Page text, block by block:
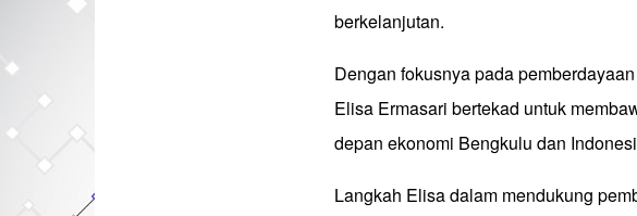
berkelanjutan.
Dengan fokusnya pada
Elisa Ermasari bertekad untuk
depan ekonomi Bengkulu dan
Langkah Elisa dalam mendukung